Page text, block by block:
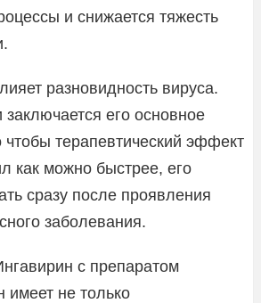
и снижается тяжесть
разновидность вируса.
его основное
чтобы терапевтический эффект
как можно быстрее, его
сразу после проявления
заболевания.
с препаратом
имеет не только